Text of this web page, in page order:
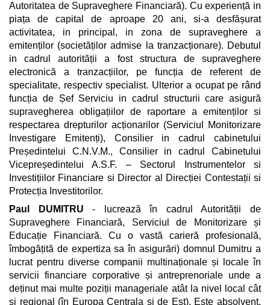
Autoritatea de Supraveghere Financiară). Cu experiență in
piața de capital de aproape 20 ani, si-a desfășurat
activitatea, in principal, in zona de supraveghere a
emitenților (societăților admise la tranzacționare). Debutul
in cadrul autorității a fost structura de supraveghere
electronică a tranzacțiilor, pe funcția de referent de
specialitate, respectiv specialist. Ulterior a ocupat pe rând
funcția de Șef Serviciu in cadrul structurii care asigură
supravegherea obligațiilor de raportare a emitenților si
respectarea drepturilor acționarilor (Serviciul Monitorizare
Investigare Emitenți), Consilier in cadrul cabinetului
Președintelui C.N.V.M., Consilier in cadrul Cabinetului
Vicepreședintelui A.S.F. – Sectorul Instrumentelor si
Investițiilor Financiare si Director al Direcției Contestații si
Protecția Investitorilor.
Paul DUMITRU- lucrează în cadrul Autorității de
Supraveghere Financiară, Serviciul de Monitorizare și
Educație Financiară. Cu o vastă carieră profesională,
îmbogățită de expertiza sa în asigurări) domnul Dumitru a
lucrat pentru diverse companii multinaționale și locale în
servicii financiare corporative și antreprenoriale unde a
deținut mai multe poziții manageriale atât la nivel local cât
și regional (în Europa Centrala și de Est). Este absolvent,